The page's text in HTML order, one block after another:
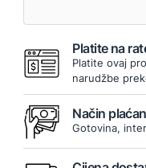
Platite na
Platite ovaj
narudžbe
Način
Gotovina,